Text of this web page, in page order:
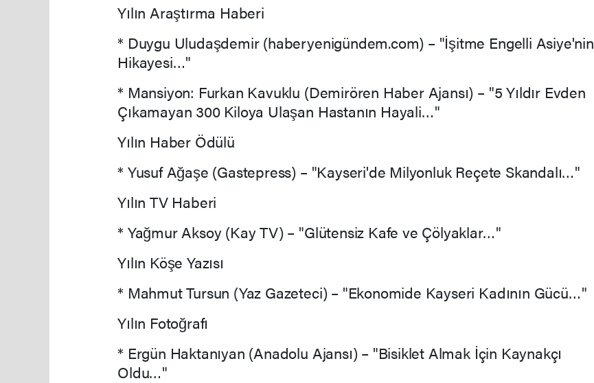
Yılın Araştırma Haberi
* Duygu Uludaşdemir (haberyenigündem.com) – "İşitme Engelli Asiye'nin
Hikayesi…"
* Mansiyon: Furkan Kavuklu (Demirören Haber Ajansı) – "5 Yıldır Evden
Çıkamayan 300 Kiloya Ulaşan Hastanın Hayali…"
Yılın Haber Ödülü
* Yusuf Ağaşe (Gastepress) – "Kayseri'de Milyonluk Reçete Skandalı…"
Yılın TV Haberi
* Yağmur Aksoy (Kay TV) – "Glütensiz Kafe ve Çölyaklar…"
Yılın Köşe Yazısı
* Mahmut Tursun (Yaz Gazeteci) – "Ekonomide Kayseri Kadının Gücü…"
Yılın Fotoğrafı
* Ergün Haktanıyan (Anadolu Ajansı) – "Bisiklet Almak İçin Kaynakçı
Oldu…"